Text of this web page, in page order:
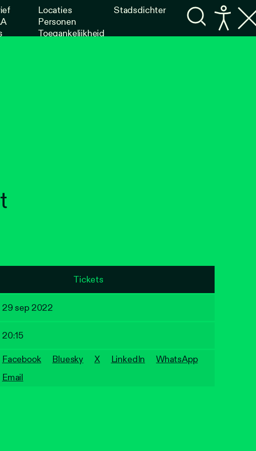
Tickets
29 sep 2022
20:15
Facebook Bluesky X LinkedIn
WhatsApp
Email
Locaties
Personen
Toegankelijkheid
Stadsdichter